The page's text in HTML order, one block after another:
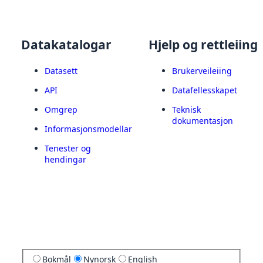
Datakatalogar
Datasett
API
Omgrep
Informasjonsmodellar
Tenester og
hendingar
Hjelp og rettleiing
Brukerveileiing
Datafellesskapet
Teknisk
dokumentasjon
Bokmål Nynorsk English